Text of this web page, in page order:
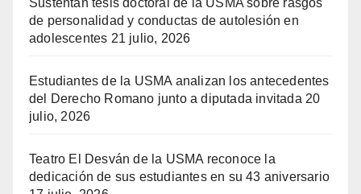
de personalidad y conductas de autolesión en
adolescentes 21 julio, 2026
Estudiantes de la USMA analizan los antecedentes
del Derecho Romano junto a diputada invitada 20
julio, 2026
Teatro El Desván de la USMA reconoce la
dedicación de sus estudiantes en su 43 aniversario